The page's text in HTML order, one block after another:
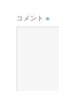
コメント※